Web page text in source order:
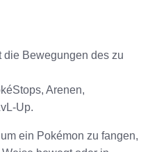
die Bewegungen des zu
Arenen,
Up.
ein Pokémon zu fangen,